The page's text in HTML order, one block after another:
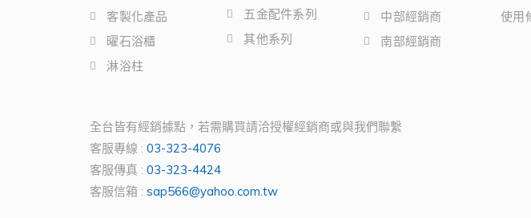
客製化產品
曜石浴櫃
淋浴柱
五金配件系列
其他系列
中部經銷商
南部經銷商
使用
全台皆有經銷據點，若需購買請洽授權經銷商或與我們聯繫
客服專線 : 03-323-4076
客服傳真 : 03-323-4424
客服信箱 : sap566@yahoo.com.tw